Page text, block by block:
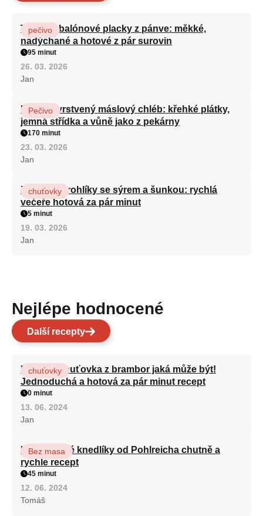
Turecké balónové placky z pánve: měkké,
nadýchané a hotové z pár surovin
pečivo
95 minut
26. 03. 2026
Jan
Domácí vrstvený máslový chléb: křehké plátky,
jemná střídka a vůně jako z pekárny
Pečivo
170 minut
23. 03. 2026
Jan
Zapečené rohlíky se sýrem a šunkou: rychlá
večeře hotová za pár minut
chuťovky
5 minut
19. 03. 2026
Jan
Nejlépe hodnocené
Další recepty
Nejlepší chuťovka z brambor jaká může být!
Jednoduchá a hotová za pár minut recept
chuťovky
0 minut
13. 06. 2024
Jan
Karlovarské knedlíky od Pohlreicha chutně a
rychle recept
Bez masa
45 minut
12. 06. 2024
Tomáš